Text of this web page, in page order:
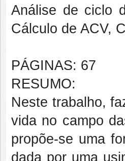
Análise de ciclo
Cálculo de ACV,
PÁGINAS: 67
RESUMO:
Neste trabalho,
vida no campo
propõe-se uma
dada por uma